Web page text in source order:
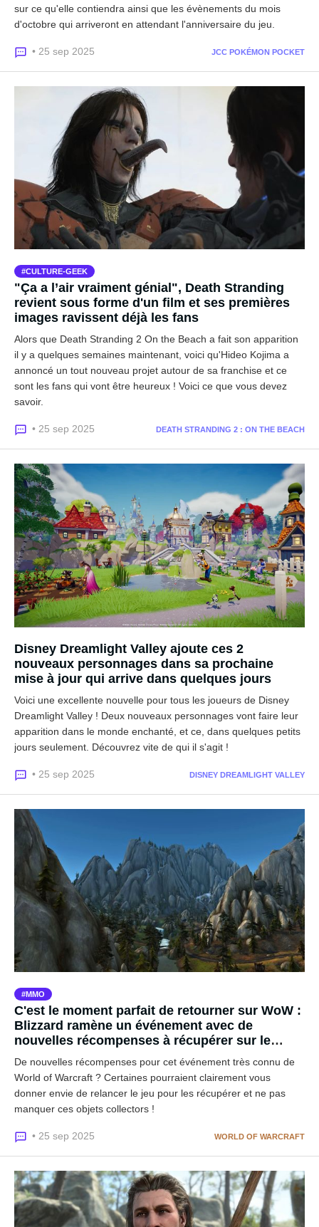
sur ce qu'elle contiendra ainsi que les évènements du mois
d'octobre qui arriveront en attendant l'anniversaire du jeu.
• 25 sep 2025 JCC POKÉMON POCKET
CULTURE-GEEK
"Ça a l’air vraiment génial", Death Stranding
revient sous forme d'un film et ses premières
images ravissent déjà les fans
Alors que Death Stranding 2 On the Beach a fait son apparition
il y a quelques semaines maintenant, voici qu'Hideo Kojima a
annoncé un tout nouveau projet autour de sa franchise et ce
sont les fans qui vont être heureux ! Voici ce que vous devez
savoir.
• 25 sep 2025 DEATH STRANDING 2 : ON THE BEACH
Disney Dreamlight Valley ajoute ces 2
nouveaux personnages dans sa prochaine
mise à jour qui arrive dans quelques jours
Voici une excellente nouvelle pour tous les joueurs de Disney
Dreamlight Valley ! Deux nouveaux personnages vont faire leur
apparition dans le monde enchanté, et ce, dans quelques petits
jours seulement. Découvrez vite de qui il s'agit !
• 25 sep 2025 DISNEY DREAMLIGHT VALLEY
MMO
C'est le moment parfait de retourner sur WoW :
Blizzard ramène un événement avec de
nouvelles récompenses à récupérer sur le
MMO
De nouvelles récompenses pour cet événement très connu de
World of Warcraft ? Certaines pourraient clairement vous
donner envie de relancer le jeu pour les récupérer et ne pas
manquer ces objets collectors !
• 25 sep 2025 WORLD OF WARCRAFT